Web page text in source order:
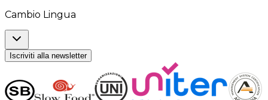
Cambio Lingua
Iscriviti alla newsletter